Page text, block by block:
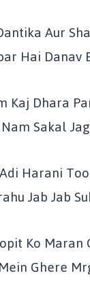
Aur
Hai Danav
Kaj Dhara
Sakal
Harani
Jab Jab
Ko Maran
Ghere